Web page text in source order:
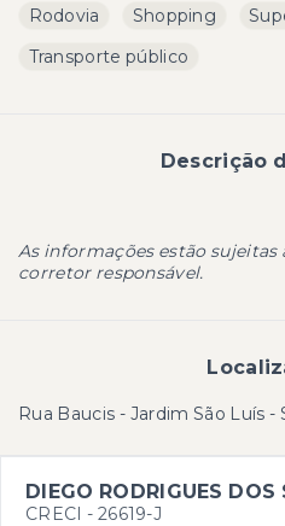
Rodovia
Shopping
Transporte público
Descrição
As informações estão sujeitas
corretor responsável.
Rua Baucis - Jardim São Luís -
DIEGO RODRIGUES DOS
CRECI - 26619-J